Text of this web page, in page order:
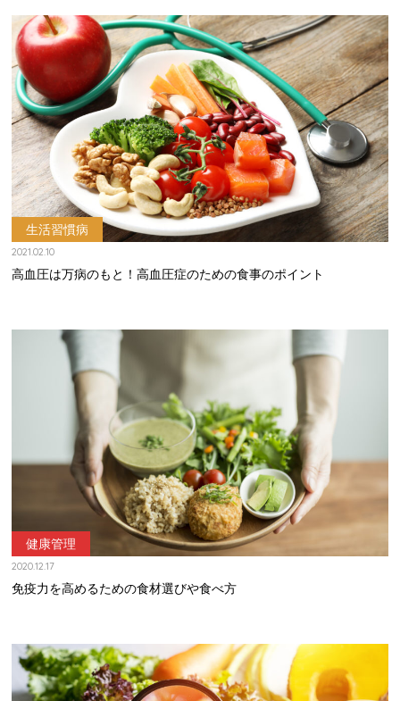
生活習慣病
2021.02.10
高血圧は万病のもと！高血圧症のための食事のポイント
健康管理
2020.12.17
免疫力を高めるための食材選びや食べ方